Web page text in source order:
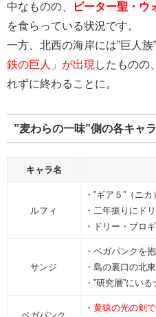
中なものの、
ピーター聖・ウ
を食らっている状況です。
一方、北西の海岸には”巨人
鉄の巨人」が出現 したものの、
れずに終わることに。
”麦わらの一味”側の各キャ
キャラ名
ルフィ
・”ギア５”（ニ
・二年振りにド
・ドリー・ブロ
サンジ
・ベガパンクを
・島の裏口の北
・”研究層”にい
・ 黄猿の光の剣